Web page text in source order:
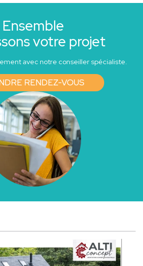
Ensemble
votre projet
avec notre conseiller spécialiste.
RENDEZ-VOUS